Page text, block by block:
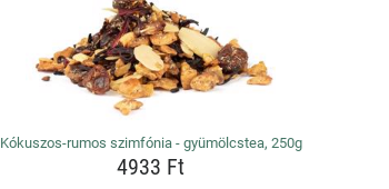
Kókuszos-rumos szimfónia - gyümölcstea, 250g
4933 Ft